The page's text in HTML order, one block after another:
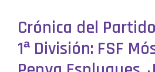
Crónica del
1ª División: FSF